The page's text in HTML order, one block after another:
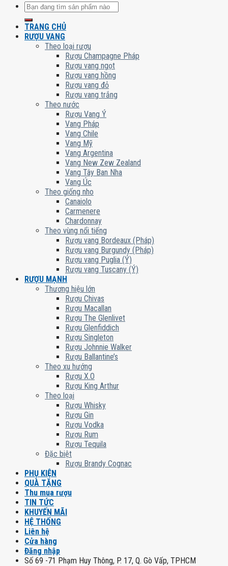
Tìm
kiếm:
TRANG CHỦ
RƯỢU VANG
Theo loại rượu
Rượu Champagne Pháp
Rượu vang ngọt
Rượu vang hồng
Rượu vang đỏ
Rượu vang trắng
Theo nước
Rượu Vang Ý
Vang Pháp
Vang Chile
Vang Mỹ
Vang Argentina
Vang New Zew Zealand
Vang Tây Ban Nha
Vang Úc
Theo giống nho
Canaiolo
Carmenere
Chardonnay
Theo vùng nổi tiếng
Rượu vang Bordeaux (Pháp)
Rượu vang Burgundy (Pháp)
Rượu vang Puglia (Ý)
Rượu vang Tuscany (Ý)
RƯỢU MẠNH
Thương hiệu lớn
Rượu Chivas
Rượu Macallan
Rượu The Glenlivet
Rượu Glenfiddich
Rượu Singleton
Rượu Johnnie Walker
Rượu Ballantine’s
Theo xu hướng
Rượu X.O
Rượu King Arthur
Theo loại
Rượu Whisky
Rượu Gin
Rượu Vodka
Rượu Rum
Rượu Tequila
Đặc biệt
Rượu Brandy Cognac
PHỤ KIỆN
QUÀ TẶNG
Thu mua rượu
TIN TỨC
KHUYẾN MÃI
HỆ THỐNG
Liên hệ
Cửa hàng
Đăng nhập
Số 69 -71 Phạm Huy Thông, P. 17, Q. Gò Vấp, TPHCM